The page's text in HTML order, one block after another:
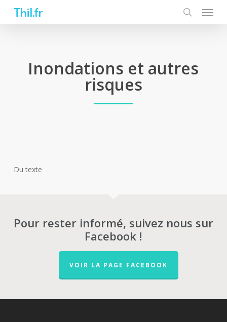
Thil.fr
Inondations et autres
risques
Du texte
Pour rester informé, suivez nous sur
Facebook !
VOIR LA PAGE FACEBOOK